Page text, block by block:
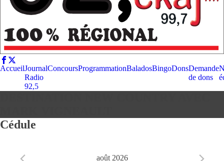
AccueilJournal
Radio
92,5
ConcoursProgrammationBaladosBingoDonsDemande
de dons
Cédule
août 2026